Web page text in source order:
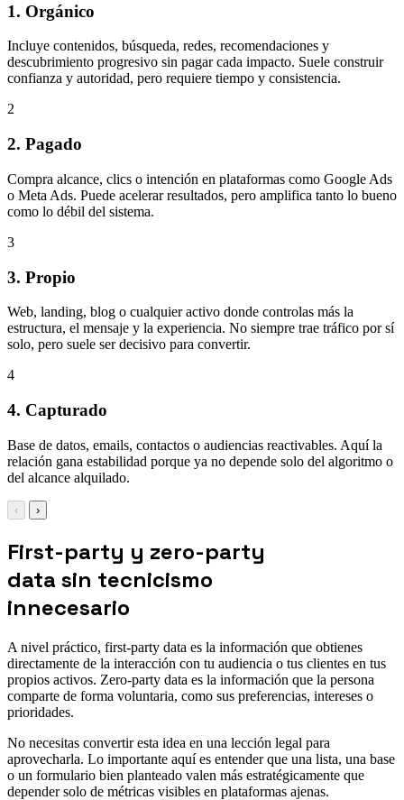
1. Orgánico
Incluye contenidos, búsqueda, redes, recomendaciones y
descubrimiento progresivo sin pagar cada impacto. Suele construir
confianza y autoridad, pero requiere tiempo y consistencia.
2
2. Pagado
Compra alcance, clics o intención en plataformas como Google Ads
o Meta Ads. Puede acelerar resultados, pero amplifica tanto lo bueno
como lo débil del sistema.
3
3. Propio
Web, landing, blog o cualquier activo donde controlas más la
estructura, el mensaje y la experiencia. No siempre trae tráfico por sí
solo, pero suele ser decisivo para convertir.
4
4. Capturado
Base de datos, emails, contactos o audiencias reactivables. Aquí la
relación gana estabilidad porque ya no depende solo del algoritmo o
del alcance alquilado.
‹ ›
First-party y zero-party
data sin tecnicismo
innecesario
A nivel práctico, first-party data es la información que obtienes
directamente de la interacción con tu audiencia o tus clientes en tus
propios activos. Zero-party data es la información que la persona
comparte de forma voluntaria, como sus preferencias, intereses o
prioridades.
No necesitas convertir esta idea en una lección legal para
aprovecharla. Lo importante aquí es entender que una lista, una base
o un formulario bien planteado valen más estratégicamente que
depender solo de métricas visibles en plataformas ajenas.